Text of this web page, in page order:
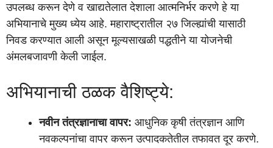
उपलब्ध करून देणे व खाद्यतेलात देशाला आत्मनिर्भर करणे हे या
अभियानाचे मुख्य ध्येय आहे. महाराष्ट्रातील २७ जिल्ह्यांची यासाठी
निवड करण्यात आली असून मूल्यसाखळी पद्धतीने या योजनेची
अंमलबजावणी केली जाईल.
अभियानाची ठळक वैशिष्ट्ये:
नवीन तंत्रज्ञानाचा वापर: आधुनिक कृषी तंत्रज्ञान आणि
नवकल्पनांचा वापर करून उत्पादकतेतील तफावत दूर करणे.